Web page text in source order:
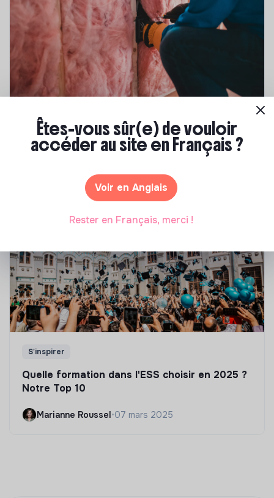
Compétences & formations
Top 8 des formations en rénovation
énergétique des bâtiments
Marianne Roussel 21 janvier 2025
S'inspirer
Quelle formation dans l'ESS choisir en 2025 ?
Notre Top 10
Marianne Roussel•07 mars 2025
Êtes-vous sûr(e) de vouloir
accéder au site en Français ?
Voir en Anglais
Rester en Français, merci !